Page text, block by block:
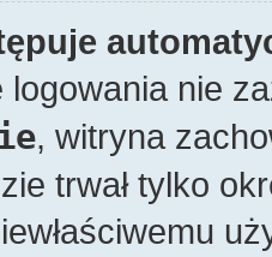
logowania nie
, witryna
trwał tylko